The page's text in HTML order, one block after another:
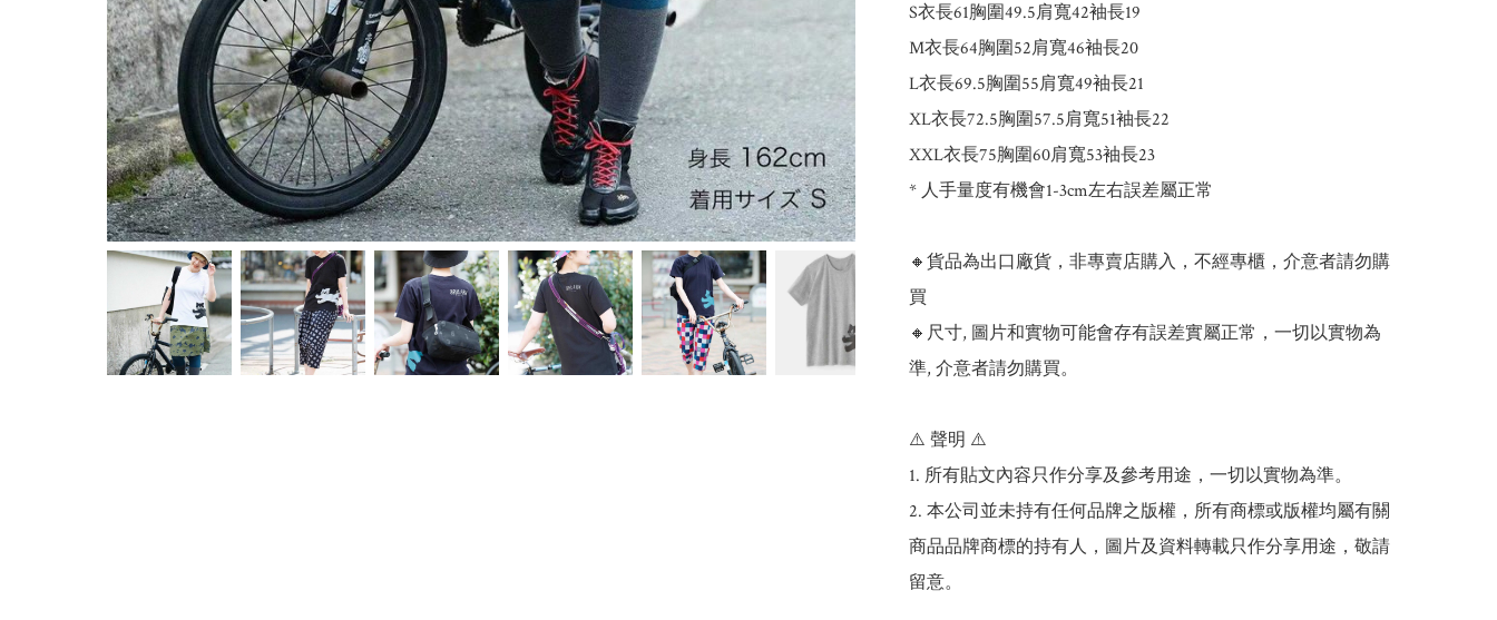
S衣長61胸圍49.5肩寬42袖長19
M衣長64胸圍52肩寬46袖長20
L衣長69.5胸圍55肩寬49袖長21
XL衣長72.5胸圍57.5肩寬51袖長22
XXL衣長75胸圍60肩寬53袖長23
* 人手量度有機會1-3cm左右誤差屬正常
🔸貨品為出口廠貨，非專賣店購入，不經專櫃，介意者請勿購
買
🔸尺寸, 圖片和實物可能會存有誤差實屬正常，一切以實物為
準, 介意者請勿購買。
⚠️ 聲明 ⚠️
1. 所有貼文內容只作分享及參考用途，一切以實物為準。
2. 本公司並未持有任何品牌之版權，所有商標或版權均屬有關
商品品牌商標的持有人，圖片及資料轉載只作分享用途，敬請